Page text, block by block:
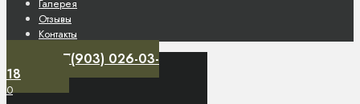
Галерея
Отзывы
Контакты
+7(903) 026-03-
18
0